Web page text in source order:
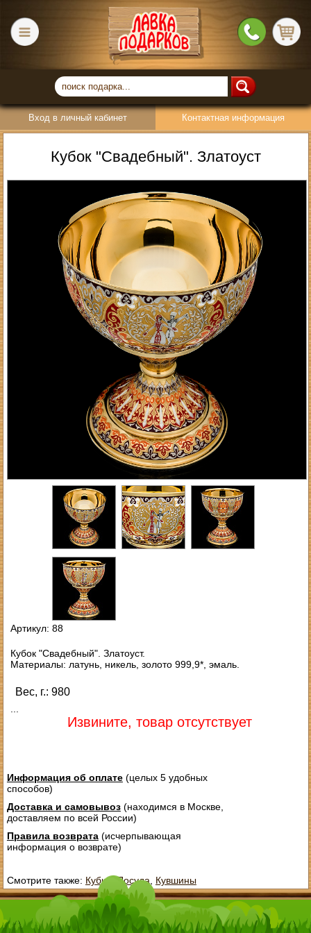
Вход в личный кабинет Контактная информация
Кубок "Свадебный". Златоуст
Артикул: 88
Кубок "Свадебный". Златоуст.
Материалы: латунь, никель, золото 999,9*, эмаль.
Вес, г.: 980
Извините, товар отсутствует
Информация об оплате(целых 5 удобных
способов)
Доставка и самовывоз(находимся в Москве,
доставляем по всей России)
Правила возврата(исчерпывающая
информация о возврате)
Смотрите также: Кубки Посуда Кувшины